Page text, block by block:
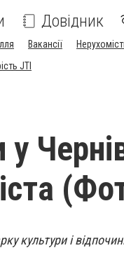
Довідник
Вакансії
JTI
у
культури і